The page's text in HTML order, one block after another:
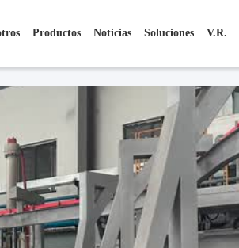
Productos Noticias Soluciones V.R.